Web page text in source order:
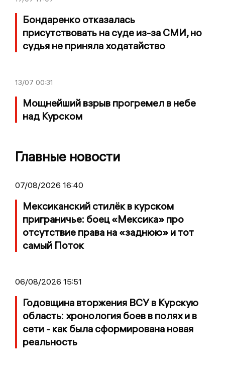
Бондаренко отказалась
присутствовать на суде из-за СМИ, но
судья не приняла ходатайство
13/07 00:31
Мощнейший взрыв прогремел в небе
над Курском
Главные новости
07/08/2026 16:40
Мексиканский стилёк в курском
приграничье: боец «Мексика» про
отсутствие права на «заднюю» и тот
самый Поток
06/08/2026 15:51
Годовщина вторжения ВСУ в Курскую
область: хронология боев в полях и в
сети - как была сформирована новая
реальность